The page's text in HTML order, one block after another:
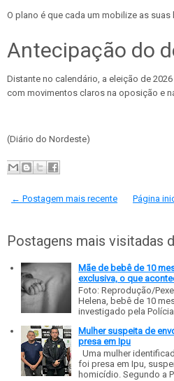
O plano é que cada um mobilize as
Antecipação do
Distante no calendário, a eleição de
com movimentos claros na oposição e
(Diário do Nordeste)
← Postagem mais recente Página
Postagens mais visitadas
Mãe de bebê de 10
exclusiva, o que
Foto: Reprodução/
Helena, bebê de 10
investigado pela
Mulher suspeita de
presa em Ipu
Uma mulher
foi presa em Ipu,
homicídio. Segundo a